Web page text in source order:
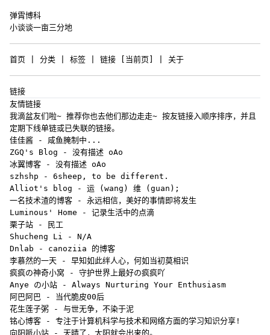
弹霄博科
小谈谈一亩三分地
首页 分类 标签 链接 [当前页] | 关于
链接
友情链接
我滴盆友们啦~ 推荐你也去他们那边走走~ 按友链接入顺序排序，并且
定期下线单链或已失联的链接。
佳佳酱 - 咸鱼腌制中...
ZGQ's Blog - 没有描述 oAo
冰翼博客 - 没有描述 oAo
szhshp - 6sheep, to be different.
Alliot's blog - 运 (wang) 维 (guan);
一名技术渣的博客 - 永远相信，美好的事情即将发生
Luminous' Home - 记录生活中的点滴
栗子站 - 民工
Shucheng Li - N/A
Dnlab - canoziia 的博客
李慕然的一天 - 早知如此绊人心，何如当初莫相识
疯疯の神奇小窝 - 守护世界上最好の疯疯吖
Anye の小站 - Always Nurturing Your Enthusiasm
阿巴阿巴 - 当代脆皮00后
花生莲子粥 - 与世无争，不染于泥
铭心博客 - 专注于计算机科学与技术和网络方面的学习知识分享!
向阳哌小站 - 天晴了，太阳就会出来的。